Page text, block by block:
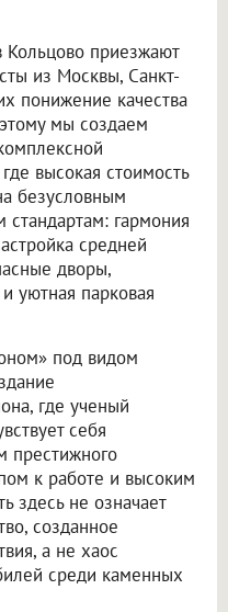
приезжают
из Москвы, Санкт-
понижение качества
мы создаем
высокая стоимость
безусловным
гармония
средней
дворы,
уютная парковая
под видом
где ученый
себя
престижного
к работе и высоким
здесь не означает
созданное
а не хаос
среди каменных